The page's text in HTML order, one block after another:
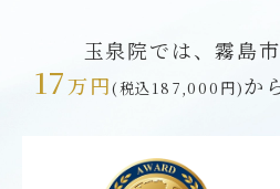
玉泉院では、霧島
17万円(税込187,000円)か